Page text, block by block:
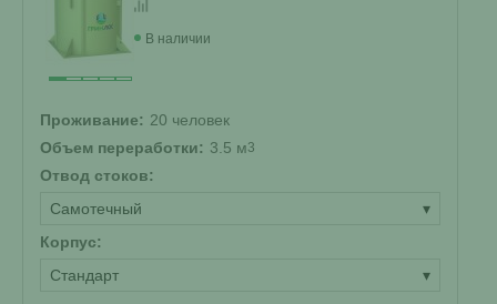
В наличии
Проживание: 20 человек
Объем переработки: 3.5 м3
Отвод стоков:
Самотечный
▾
Корпус:
Стандарт
▾